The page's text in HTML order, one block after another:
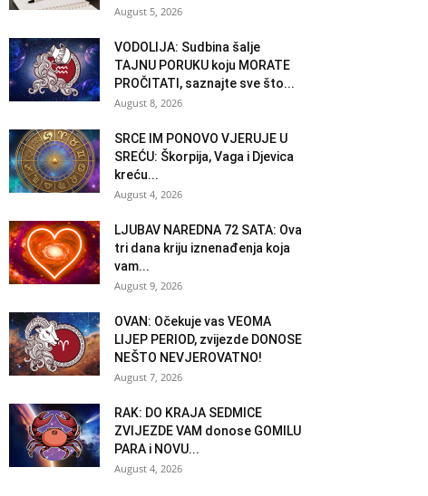
August 5, 2026
VODOLIJA: Sudbina šalje
TAJNU PORUKU koju MORATE
PROČITATI, saznajte sve što...
August 8, 2026
SRCE IM PONOVO VJERUJE U
SREĆU: Škorpija, Vaga i Djevica
kreću...
August 4, 2026
LJUBAV NAREDNA 72 SATA: Ova
tri dana kriju iznenađenja koja
vam...
August 9, 2026
OVAN: Očekuje vas VEOMA
LIJEP PERIOD, zvijezde DONOSE
NEŠTO NEVJEROVATNO!
August 7, 2026
RAK: DO KRAJA SEDMICE
ZVIJEZDE VAM donose GOMILU
PARA i NOVU...
August 4, 2026